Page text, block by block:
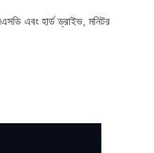
এবং হার্ড ড্রাইভ, মনিটর